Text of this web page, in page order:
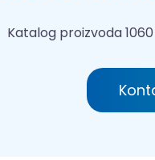
Katalog proizvoda